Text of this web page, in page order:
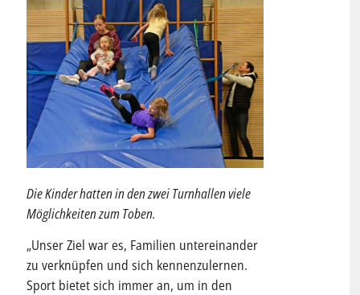
Die Kinder hatten in den zwei Turnhallen viele
Möglichkeiten zum Toben.
„Unser Ziel war es, Familien untereinander
zu verknüpfen und sich kennenzulernen.
Sport bietet sich immer an, um in den